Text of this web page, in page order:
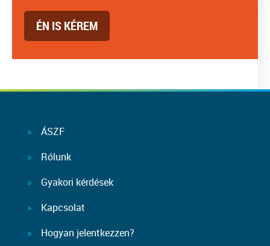
ÉN IS KÉREM
ÁSZF
Rólunk
Gyakori kérdések
Kapcsolat
Hogyan jelentkezzen?